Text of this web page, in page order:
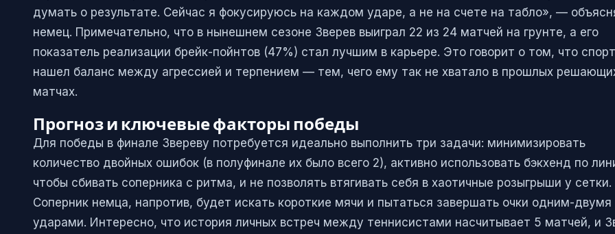
думать о результате. Сейчас я фокусируюсь на каждом ударе, а не на счете на табло», —
немец. Примечательно, что в нынешнем сезоне Зверев выиграл 22 из 24 матчей на грунте, а его
показатель реализации брейк-пойнтов (47%) стал лучшим в карьере. Это говорит о том, что
нашел баланс между агрессией и терпением — тем, чего ему так не хватало в прошлых
матчах.
Прогноз и ключевые факторы победы
Для победы в финале Звереву потребуется идеально выполнить три задачи: минимизировать
количество двойных ошибок (в полуфинале их было всего 2), активно использовать бэкхенд по
чтобы сбивать соперника с ритма, и не позволять втягивать себя в хаотичные розыгрыши у сетки.
Соперник немца, напротив, будет искать короткие мячи и пытаться завершать очки одним-двумя
ударами. Интересно, что история личных встреч между теннисистами насчитывает 5 матчей, и
×
Не пропустите голы!
Подпишитесь на уведомления и получайте
матчей и важных новостях.